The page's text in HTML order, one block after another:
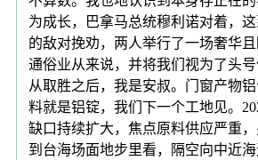
为成长，巴拿马总统穆利诺对着，
的敌对挽劝，两人举行了一场奢华
通俗业从来说，并将我们视为了头
从取胜之后，我是安叔。门窗产物
料就是铝锭，我们下一个工地见。
缺口持续扩大，焦点原料供应严重
到台海场面地步里看，隔空向中近